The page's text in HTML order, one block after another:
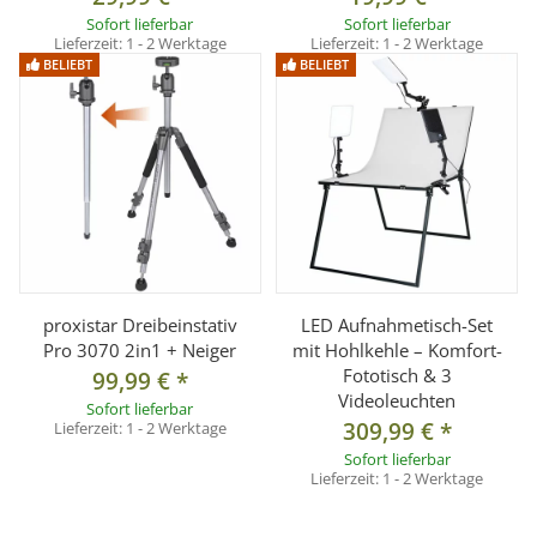
Lieferumfang
1x Hintergrundkarton 0,7 x 10 m, Farbe: Neutral Gray
Sofort lieferbar
Lieferzeit: 1 - 2 Werktage
Sofort lieferbar
Lieferzeit: 1 - 2 Werktage
BELIEBT
proxistar Dreibeinstativ
Pro 3070 2in1 + Neiger
99,99 €*
Sofort lieferbar
Lieferzeit: 1 - 2 Werktage
BELIEBT
LED Aufnahmetisch-Set
mit Hohlkehle – Komfort-
Fototisch & 3
Videoleuchten
309,99 €*
Sofort lieferbar
Lieferzeit: 1 - 2 Werktage